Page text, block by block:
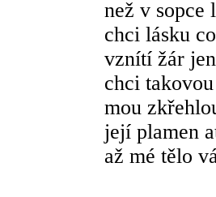
než v sopce
chci lásku
vznítí žár
chci
mou
její plamen
až mé tělo